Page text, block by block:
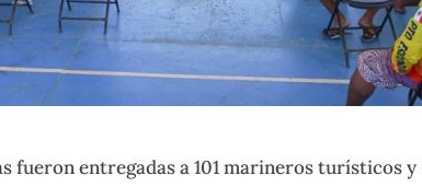
fueron entregadas a 101 marineros turísticos y